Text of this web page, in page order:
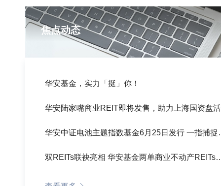
焦点动态
华安基金，实力「挺」你！
华安中证
双REITs联袂亮相 华安